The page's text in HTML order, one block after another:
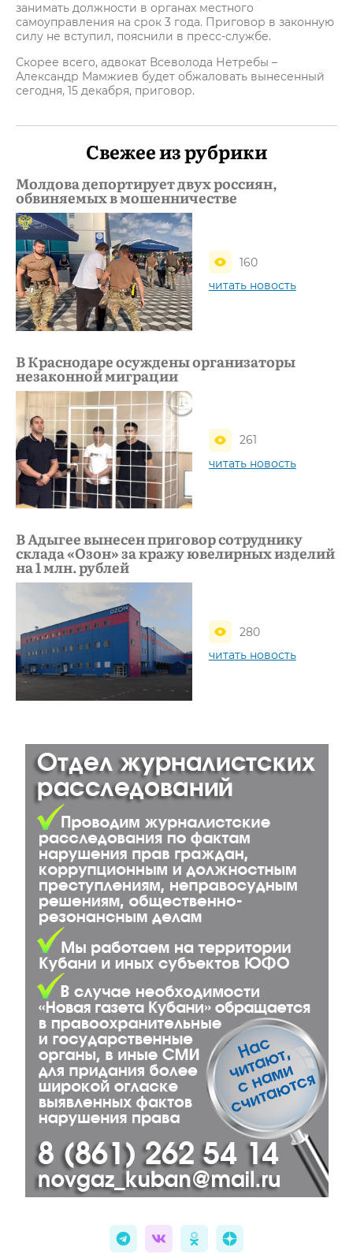
занимать должности в органах местного
самоуправления на срок 3 года. Приговор в законную
силу не вступил, пояснили в пресс-службе.
Скорее всего, адвокат Всеволода Нетребы –
Александр Мамжиев будет обжаловать вынесенный
сегодня, 15 декабря, приговор.
Свежее из рубрики
Молдова депортирует двух россиян,
обвиняемых в мошенничестве
160
читать новость
В Краснодаре осуждены организаторы
незаконной миграции
261
читать новость
В Адыгее вынесен приговор сотруднику
склада «Озон» за кражу ювелирных изделий
на 1 млн. рублей
280
читать новость